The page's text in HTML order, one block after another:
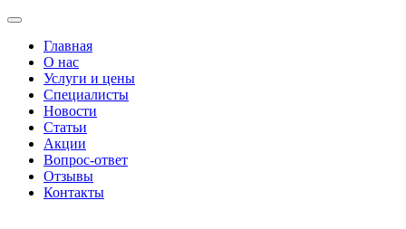
Главная
О нас
Услуги и цены
Специалисты
Новости
Статьи
Акции
Вопрос-ответ
Отзывы
Контакты